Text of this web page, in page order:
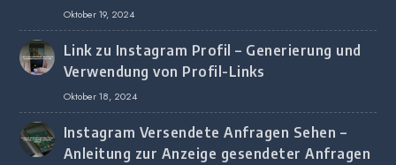
Oktober 19, 2024
Link zu Instagram Profil – Generierung und
Verwendung von Profil-Links
Oktober 18, 2024
Instagram Versendete Anfragen Sehen –
Anleitung zur Anzeige gesendeter Anfragen